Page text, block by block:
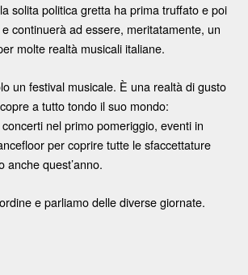
solita politica gretta ha prima truffato e poi
continuerà ad essere, meritatamente, un
molte realtà musicali italiane.
un festival musicale. È una realtà di gusto
a tutto tondo il suo mondo:
nel primo pomeriggio, eventi in
per coprire tutte le sfaccettature
anche quest’anno.
e parliamo delle diverse giornate.